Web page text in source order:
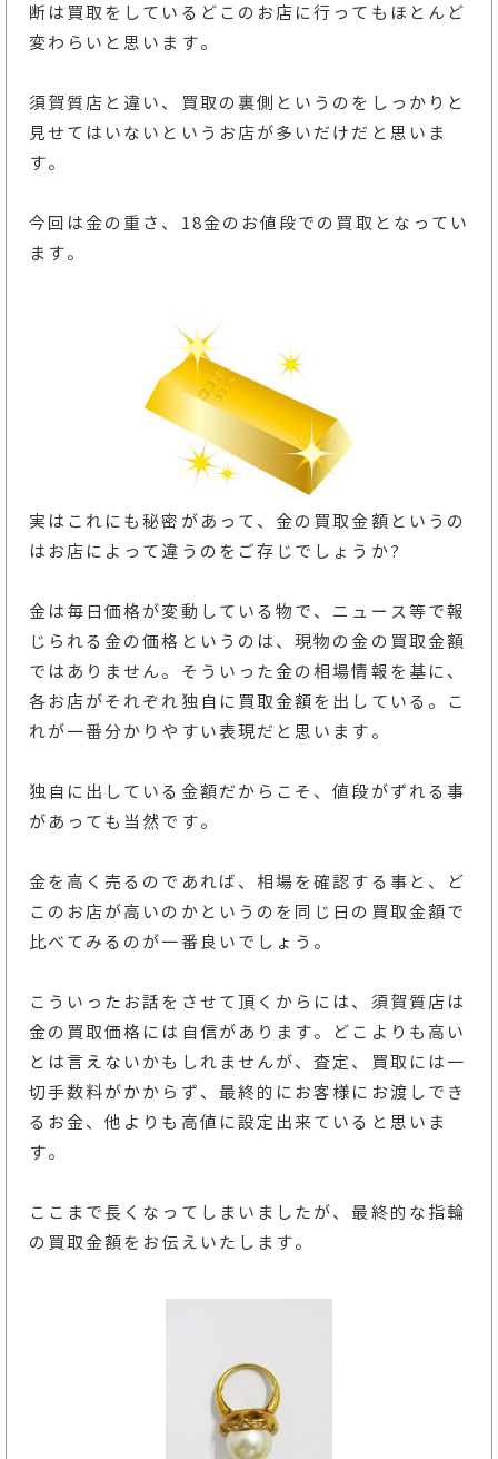
断は買取をしているどこのお店に行ってもほとんど
変わらいと思います。
須賀質店と違い、買取の裏側というのをしっかりと
見せてはいないというお店が多いだけだと思いま
す。
今回は金の重さ、18金のお値段での買取となってい
ます。
実はこれにも秘密があって、金の買取金額というの
はお店によって違うのをご存じでしょうか?
金は毎日価格が変動している物で、ニュース等で報
じられる金の価格というのは、現物の金の買取金額
ではありません。そういった金の相場情報を基に、
各お店がそれぞれ独自に買取金額を出している。こ
れが一番分かりやすい表現だと思います。
独自に出している金額だからこそ、値段がずれる事
があっても当然です。
金を高く売るのであれば、相場を確認する事と、ど
このお店が高いのかというのを同じ日の買取金額で
比べてみるのが一番良いでしょう。
こういったお話をさせて頂くからには、須賀質店は
金の買取価格には自信があります。どこよりも高い
とは言えないかもしれませんが、査定、買取には一
切手数料がかからず、最終的にお客様にお渡しでき
るお金、他よりも高値に設定出来ていると思いま
す。
ここまで長くなってしまいましたが、最終的な指輪
の買取金額をお伝えいたします。